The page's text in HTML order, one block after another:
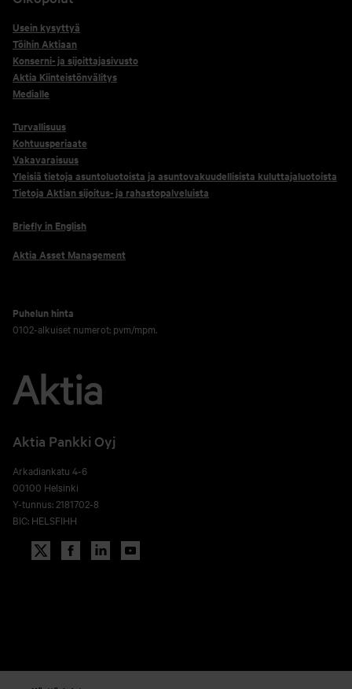
Usein kysyttyä
Töihin Aktiaan
Konserni- ja sijoittajasivusto
Aktia Kiinteistönvälitys
Medialle
Turvallisuus
Kohtuusperiaate
Vakavaraisuus
Yleisiä tietoja asuntoluotoista ja asuntovakuudellisista kuluttajaluotoista
Tietoja Aktian sijoitus- ja rahastopalveluista
Briefly in English
Aktia Asset Management
Puhelun hinta
0102-alkuiset numerot: pvm/mpm.
Aktia Pankki Oyj
Arkadiankatu 4-6
00100 Helsinki
Y-tunnus: 2181702-8
BIC: HELSFIHH